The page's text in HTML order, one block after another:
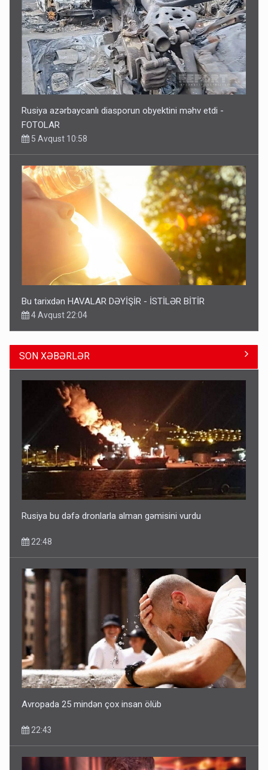
Rusiya azərbaycanlı diasporun obyektini məhv etdi -
FOTOLAR
5 Avqust 10:58
Bu tarixdən HAVALAR DƏYİŞİR - İSTİLƏR BİTİR
4 Avqust 22:04
ŞOK! David Seliverstov ölkədən qaçdı
Bu ölkələrə şəxsiyyət vəsiqəsi ilə gedə biləcəksiniz -
SİYAHI
10:53
SON XƏBƏRLƏR
Rusiya bu dəfə dronlarla alman gəmisini vurdu
22:48
Avropada 25 mindən çox insan ölüb
22:43